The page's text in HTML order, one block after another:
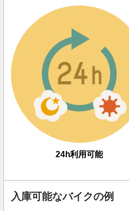
24h利用可能
入庫可能なバイクの例